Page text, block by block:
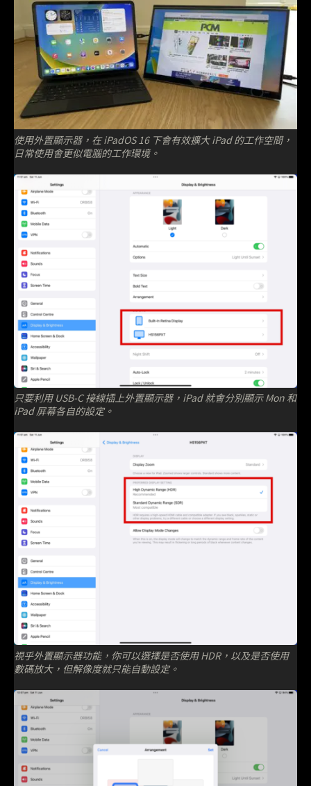
使用外置顯示器，在 iPadOS 16 下會有效擴大 iPad 的工作空間，
日常使用會更似電腦的工作環境。
只要利用 USB-C 接線插上外置顯示器，iPad 就會分別顯示 Mon 和
iPad 屏幕各自的設定。
視乎外置顯示器功能，你可以選擇是否使用 HDR，以及是否使用
數碼放大，但解像度就只能自動設定。